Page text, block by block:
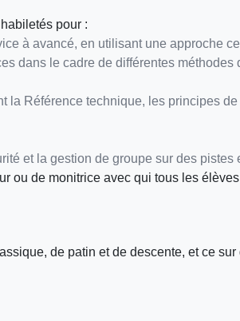
pour :
à avancé, en utilisant une approche
dans le cadre de différentes méthodes
la Référence technique, les principes
et la gestion de groupe sur des pistes
ou de monitrice avec qui tous les
de patin et de descente, et ce sur